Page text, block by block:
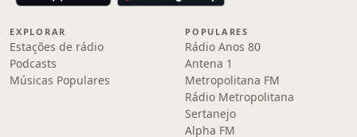
EXPLORAR
Estações de rádio
Podcasts
Músicas Populares
POPULARES
Rádio Anos 80
Antena 1
Metropolitana FM
Rádio Metropolitana
Sertanejo
Alpha FM